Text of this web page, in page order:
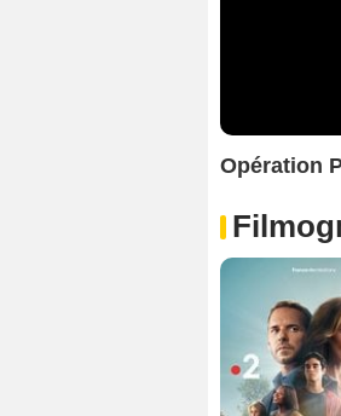
Opération